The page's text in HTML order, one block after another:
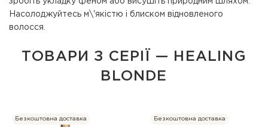
Насолоджуйтесь м\'якістю і блиском відновленого
волосся.
ТОВАРИ З СЕРІЇ — HEALING
BLONDE
Безкоштовна доставка Безкоштовна доставка